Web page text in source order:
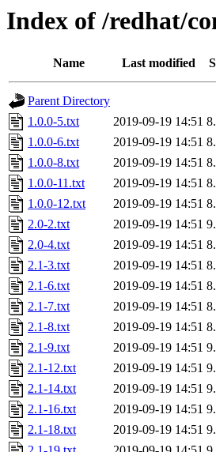
Index of /redhat/
Name Last modified
Parent Directory
1.0.0-5.txt
2019-09-19 14:51
1.0.0-6.txt
2019-09-19 14:51
1.0.0-8.txt
2019-09-19 14:51
1.0.0-11.txt
2019-09-19 14:51
1.0.0-12.txt
2019-09-19 14:51
2.0-2.txt
2019-09-19 14:51
2.0-4.txt
2019-09-19 14:51
2.1-3.txt
2019-09-19 14:51
2.1-6.txt
2019-09-19 14:51
2.1-7.txt
2019-09-19 14:51
2.1-8.txt
2019-09-19 14:51
2.1-9.txt
2019-09-19 14:51
2.1-12.txt
2019-09-19 14:51
2.1-14.txt
2019-09-19 14:51
2.1-16.txt
2019-09-19 14:51
2.1-18.txt
2019-09-19 14:51